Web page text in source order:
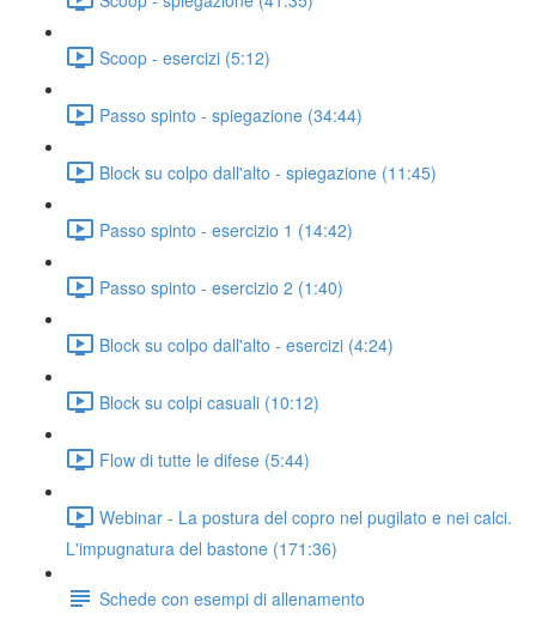
Scoop - esercizi (5:12)
Passo spinto - spiegazione (34:44)
Block su colpo dall'alto - spiegazione (11:45)
Passo spinto - esercizio 1 (14:42)
Passo spinto - esercizio 2 (1:40)
Block su colpo dall'alto - esercizi (4:24)
Block su colpi casuali (10:12)
Flow di tutte le difese (5:44)
Webinar - La postura del copro nel pugilato e nei calci.
L'impugnatura del bastone (171:36)
Schede con esempi di allenamento